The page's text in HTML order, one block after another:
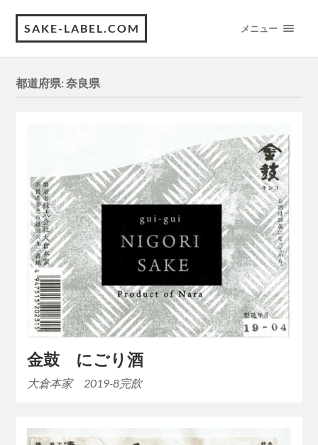
SAKE-LABEL.COM メニュー
都道府県:奈良県
金鼓 にごり酒
大倉本家 2019-8完飲